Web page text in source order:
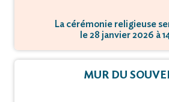
La cérémonie religieuse
le 28 janvier 2026 à
L'inhumation se
MUR DU